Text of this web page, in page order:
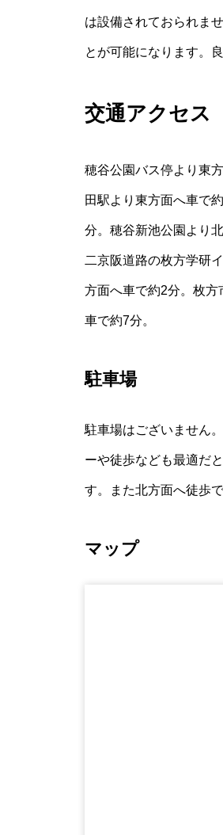
は設備されておられま
とが可能になります。
交通アクセス
穂谷公園バス停より東
田駅より東方面へ車で
分。穂谷新池公園より
二京阪道路の枚方学研
方面へ車で約2分。枚
車で約7分。
駐車場
駐車場はございません
ーや徒歩なども最適だ
す。また北方面へ徒歩
マップ